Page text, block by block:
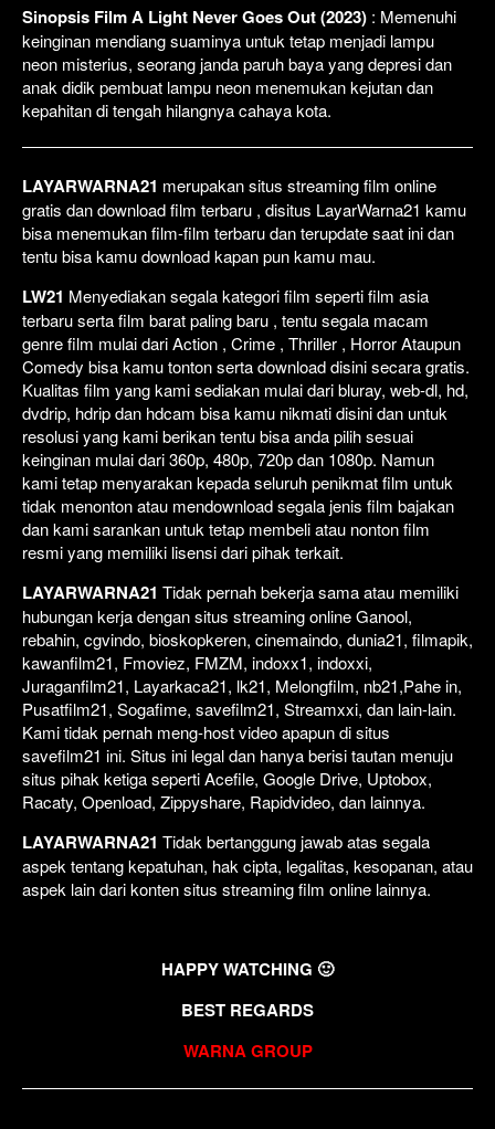
Sinopsis Film A Light Never Goes Out (2023) : Memenuhi
keinginan mendiang suaminya untuk tetap menjadi lampu
neon misterius, seorang janda paruh baya yang depresi dan
anak didik pembuat lampu neon menemukan kejutan dan
kepahitan di tengah hilangnya cahaya kota.
LAYARWARNA21 merupakan situs streaming film online
gratis dan download film terbaru , disitus LayarWarna21 kamu
bisa menemukan film-film terbaru dan terupdate saat ini dan
tentu bisa kamu download kapan pun kamu mau.
LW21 Menyediakan segala kategori film seperti film asia
terbaru serta film barat paling baru , tentu segala macam
genre film mulai dari Action , Crime , Thriller , Horror Ataupun
Comedy bisa kamu tonton serta download disini secara gratis.
Kualitas film yang kami sediakan mulai dari bluray, web-dl, hd,
dvdrip, hdrip dan hdcam bisa kamu nikmati disini dan untuk
resolusi yang kami berikan tentu bisa anda pilih sesuai
keinginan mulai dari 360p, 480p, 720p dan 1080p. Namun
kami tetap menyarakan kepada seluruh penikmat film untuk
tidak menonton atau mendownload segala jenis film bajakan
dan kami sarankan untuk tetap membeli atau nonton film
resmi yang memiliki lisensi dari pihak terkait.
LAYARWARNA21 Tidak pernah bekerja sama atau memiliki
hubungan kerja dengan situs streaming online Ganool,
rebahin, cgvindo, bioskopkeren, cinemaindo, dunia21, filmapik,
kawanfilm21, Fmoviez, FMZM, indoxx1, indoxxi,
Juraganfilm21, Layarkaca21, lk21, Melongfilm, nb21,Pahe in,
Pusatfilm21, Sogafime, savefilm21, Streamxxi, dan lain-lain.
Kami tidak pernah meng-host video apapun di situs
savefilm21 ini. Situs ini legal dan hanya berisi tautan menuju
situs pihak ketiga seperti Acefile, Google Drive, Uptobox,
Racaty, Openload, Zippyshare, Rapidvideo, dan lainnya.
LAYARWARNA21 Tidak bertanggung jawab atas segala
aspek tentang kepatuhan, hak cipta, legalitas, kesopanan, atau
aspek lain dari konten situs streaming film online lainnya.
HAPPY WATCHING 🙂
BEST REGARDS
WARNA GROUP